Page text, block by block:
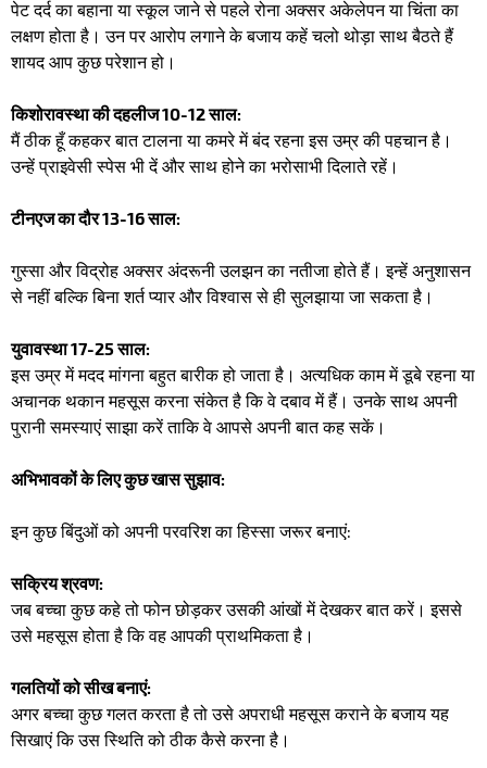
पेट दर्द का बहाना या स्कूल जाने से पहले रोना अक्सर अकेलेपन या चिंता का
लक्षण होता है। उन पर आरोप लगाने के बजाय कहें चलो थोड़ा साथ बैठते हैं
शायद आप कुछ परेशान हो।
किशोरावस्था की दहलीज 10-12 साल:
मैं ठीक हूँ कहकर बात टालना या कमरे में बंद रहना इस उम्र की पहचान है।
उन्हें प्राइवेसी स्पेस भी दें और साथ होने का भरोसाभी दिलाते रहें।
टीनएज का दौर 13-16 साल:
गुस्सा और विद्रोह अक्सर अंदरूनी उलझन का नतीजा होते हैं। इन्हें अनुशासन
से नहीं बल्कि बिना शर्त प्यार और विश्वास से ही सुलझाया जा सकता है।
युवावस्था 17-25 साल:
इस उम्र में मदद मांगना बहुत बारीक हो जाता है। अत्यधिक काम में डूबे रहना या
अचानक थकान महसूस करना संकेत है कि वे दबाव में हैं। उनके साथ अपनी
पुरानी समस्याएं साझा करें ताकि वे आपसे अपनी बात कह सकें।
अभिभावकों के लिए कुछ खास सुझाव:
इन कुछ बिंदुओं को अपनी परवरिश का हिस्सा जरूर बनाएं:
सक्रिय श्रवण:
जब बच्चा कुछ कहे तो फोन छोड़कर उसकी आंखों में देखकर बात करें। इससे
उसे महसूस होता है कि वह आपकी प्राथमिकता है।
गलतियों को सीख बनाएं:
अगर बच्चा कुछ गलत करता है तो उसे अपराधी महसूस कराने के बजाय यह
सिखाएं कि उस स्थिति को ठीक कैसे करना है।